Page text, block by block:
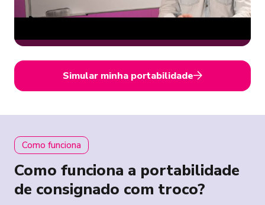
Simular minha portabilidade
Como funciona
Como funciona a portabilidade
de consignado com troco?